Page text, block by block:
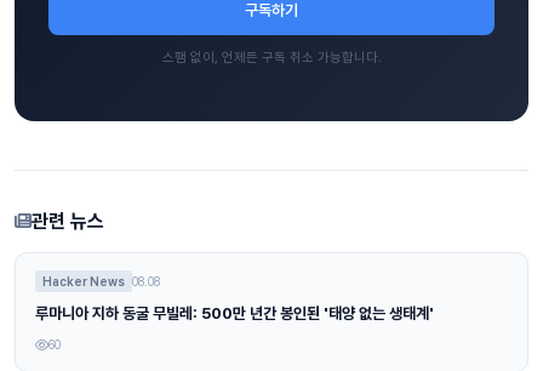
구독하기
스팸 없이, 언제든 구독 취소 가능합니다.
관련 뉴스
Hacker News 08.08
루마니아 지하 동굴 무빌레: 500만 년간 봉인된 '태양 없는 생태계'
60